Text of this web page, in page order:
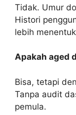
Tidak. Umur
Histori
lebih
Apakah aged
Bisa, tetapi
Tanpa audit
pemula.